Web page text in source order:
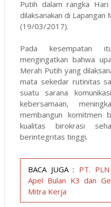
Putih dalam rangka
dilaksanakan di Lapangan
(19/03/2017).
Pada kesempatan
mengingatkan bahwa
Merah Putih yang
mata sekedar rutinitas
suatu sarana
kebersamaan,
membangun komitmen
kualitas birokrasi
berintegritas tinggi.
BACA JUGA : PT.
Apel Bulan K3 dan
Mitra Kerja